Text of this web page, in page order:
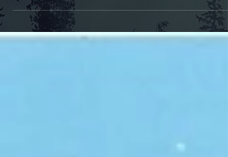
spesso intorno a noi. Abbiamo...